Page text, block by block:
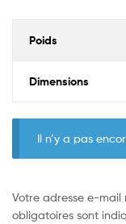
Poids
Dimensions
Il n’y a pas
Votre adresse e-mail
obligatoires sont